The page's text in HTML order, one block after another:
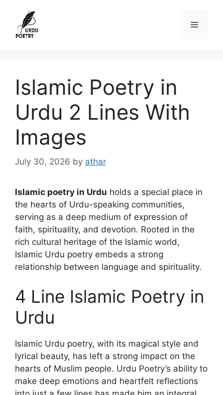
content
Menu
Islamic Poetry in
Urdu 2 Lines With
Images
July 30, 2026 by athar
Islamic poetry in Urdu holds a special place in
the hearts of Urdu-speaking communities,
serving as a deep medium of expression of
faith, spirituality, and devotion. Rooted in the
rich cultural heritage of the Islamic world,
Islamic Urdu poetry embeds a strong
relationship between language and spirituality.
4 Line Islamic Poetry in
Urdu
Islamic Urdu poetry, with its magical style and
lyrical beauty, has left a strong impact on the
hearts of Muslim people. Urdu Poetry’s ability to
make deep emotions and heartfelt reflections